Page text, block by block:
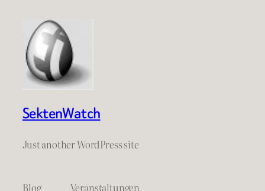
SektenWatch
Just another WordPress site
Blog
Veranstaltungen